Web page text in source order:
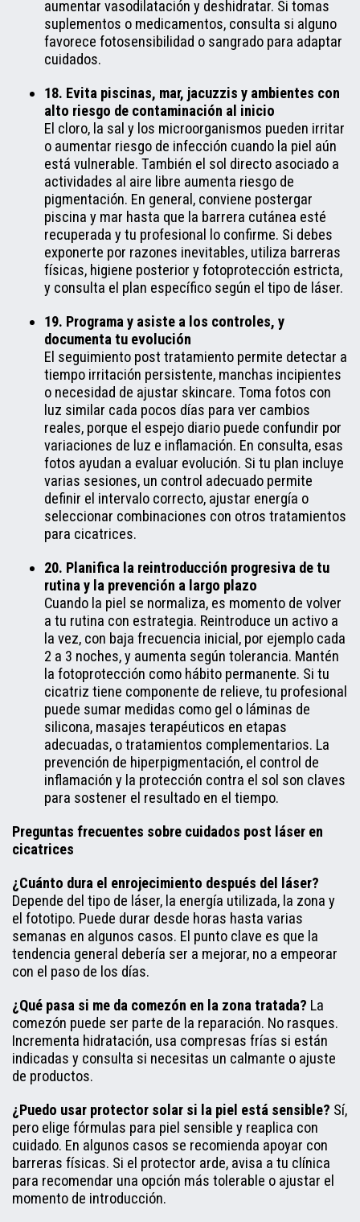
aumentar vasodilatación y deshidratar. Si tomas
suplementos o medicamentos, consulta si alguno
favorece fotosensibilidad o sangrado para adaptar
cuidados.
18. Evita piscinas, mar, jacuzzis y ambientes con
alto riesgo de contaminación al inicio
El cloro, la sal y los microorganismos pueden irritar
o aumentar riesgo de infección cuando la piel aún
está vulnerable. También el sol directo asociado a
actividades al aire libre aumenta riesgo de
pigmentación. En general, conviene postergar
piscina y mar hasta que la barrera cutánea esté
recuperada y tu profesional lo confirme. Si debes
exponerte por razones inevitables, utiliza barreras
físicas, higiene posterior y fotoprotección estricta,
y consulta el plan específico según el tipo de láser.
19. Programa y asiste a los controles, y
documenta tu evolución
El seguimiento post tratamiento permite detectar a
tiempo irritación persistente, manchas incipientes
o necesidad de ajustar skincare. Toma fotos con
luz similar cada pocos días para ver cambios
reales, porque el espejo diario puede confundir por
variaciones de luz e inflamación. En consulta, esas
fotos ayudan a evaluar evolución. Si tu plan incluye
varias sesiones, un control adecuado permite
definir el intervalo correcto, ajustar energía o
seleccionar combinaciones con otros tratamientos
para cicatrices.
20. Planifica la reintroducción progresiva de tu
rutina y la prevención a largo plazo
Cuando la piel se normaliza, es momento de volver
a tu rutina con estrategia. Reintroduce un activo a
la vez, con baja frecuencia inicial, por ejemplo cada
2 a 3 noches, y aumenta según tolerancia. Mantén
la fotoprotección como hábito permanente. Si tu
cicatriz tiene componente de relieve, tu profesional
puede sumar medidas como gel o láminas de
silicona, masajes terapéuticos en etapas
adecuadas, o tratamientos complementarios. La
prevención de hiperpigmentación, el control de
inflamación y la protección contra el sol son claves
para sostener el resultado en el tiempo.
Preguntas frecuentes sobre cuidados post láser en
cicatrices
¿Cuánto dura el enrojecimiento después del láser?
Depende del tipo de láser, la energía utilizada, la zona y
el fototipo. Puede durar desde horas hasta varias
semanas en algunos casos. El punto clave es que la
tendencia general debería ser a mejorar, no a empeorar
con el paso de los días.
¿Qué pasa si me da comezón en la zona tratada? La
comezón puede ser parte de la reparación. No rasques.
Incrementa hidratación, usa compresas frías si están
indicadas y consulta si necesitas un calmante o ajuste
de productos.
¿Puedo usar protector solar si la piel está sensible? Sí,
pero elige fórmulas para piel sensible y reaplica con
cuidado. En algunos casos se recomienda apoyar con
barreras físicas. Si el protector arde, avisa a tu clínica
para recomendar una opción más tolerable o ajustar el
momento de introducción.